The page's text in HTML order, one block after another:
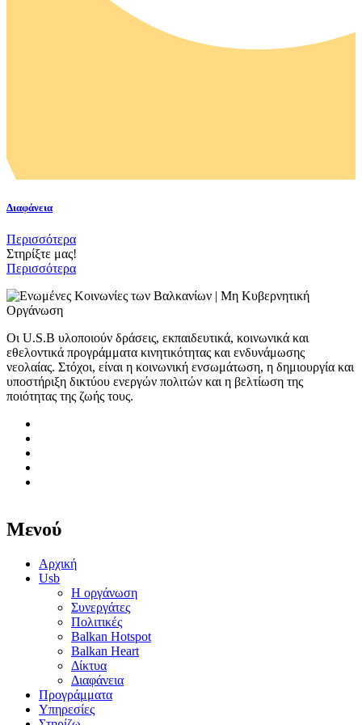
Διαφάνεια
Περισσότερα
Στηρίξτε μας!
Περισσότερα
Οι U.S.B υλοποιούν δράσεις, εκπαιδευτικά, κοινωνικά και
εθελοντικά προγράμματα κινητικότητας και ενδυνάμωσης
νεολαίας. Στόχοι, είναι η κοινωνική ενσωμάτωση, η δημιουργία και
υποστήριξη δικτύου ενεργών πολιτών και η βελτίωση της
ποιότητας της ζωής τους.
Μενού
Αρχική
Usb
Η οργάνωση
Συνεργάτες
Πολιτικές
Balkan Hotspot
Balkan Heart
Δίκτυα
Διαφάνεια
Προγράμματα
Υπηρεσίες